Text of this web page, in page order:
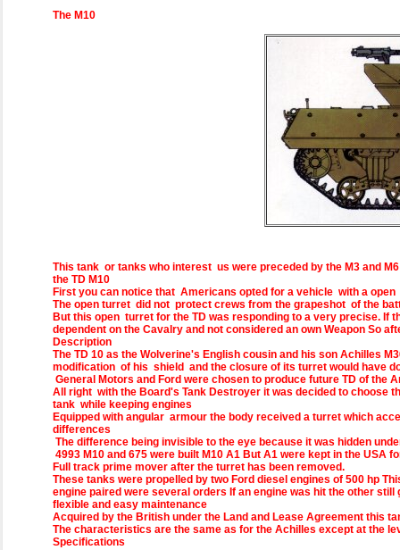
The M10
This tank or tanks who interest us were preceded by the M3 and
the TD M10
First you can notice that Americans opted for a vehicle with a
The open turret did not protect crews from the grapeshot of the
But this open turret for the TD was responding to a very precise. If
dependent on the Cavalry and not considered an own Weapon So
Description
The TD 10 as the Wolverine's English cousin and his son Achilles
modification of his shield and the closure of its turret would have
General Motors and Ford were chosen to produce future TD of the
All right with the Board's Tank Destroyer it was decided to choose
tank while keeping engines
Equipped with angular armour the body received a turret which
differences
The difference being invisible to the eye because it was hidden
4993 M10 and 675 were built M10 A1 But A1 were kept in the
Full track prime mover after the turret has been removed.
These tanks were propelled by two Ford diesel engines of 500 hp
engine paired were several orders If an engine was hit the other
flexible and easy maintenance
Acquired by the British under the Land and Lease Agreement this
The characteristics are the same as for the Achilles except at the
Specifications